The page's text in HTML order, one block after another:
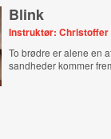
Blink
Instruktør: Christoffer
To brødre er alene en
sandheder kommer